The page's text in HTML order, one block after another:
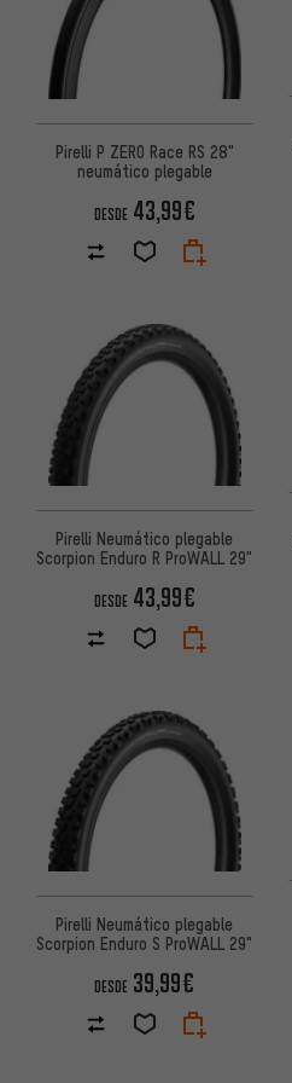
Pirelli P ZERO Race RS 28"
neumático plegable
DESDE 43,99€
Pirelli Neumático plegable
Scorpion Enduro R ProWALL 29"
DESDE 43,99€
Pirelli Neumático plegable
Scorpion Enduro S ProWALL 29"
DESDE 39,99€